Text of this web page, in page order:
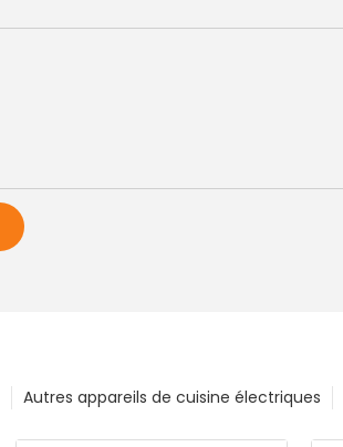
Autres appareils de cuisine électriques